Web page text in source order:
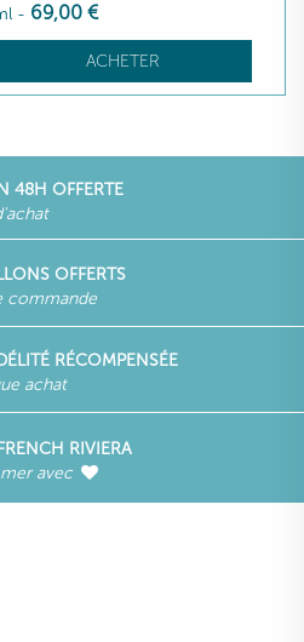
- 69,00 €
ACHETER
48H OFFERTE
OFFERTS
commande
RÉCOMPENSÉE
achat
RIVIERA
avec